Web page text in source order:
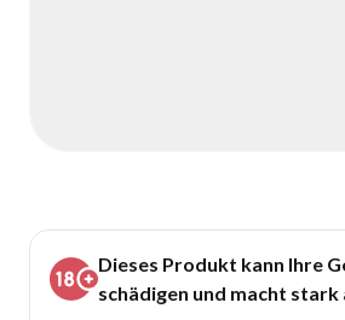
Dieses Produkt kann Ihre
schädigen und macht stark